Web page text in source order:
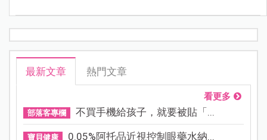
最新文章 熱門文章
看更多
部落客專欄 不買手機給孩子，就要被貼「...
寶貝健康 0.05%阿托品近視控制眼藥水納...